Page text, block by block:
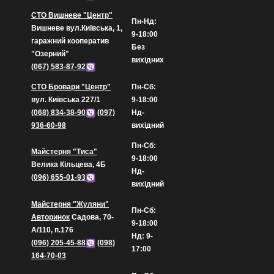
СТО Вишневе "Центр"
Вишневе вул.Київська, 1,
гаражний кооператив
"Озерний"
(067) 583-87-92
Пн-Нд:
9-18:00
Без
вихідних
СТО Бровари "Центр"
вул. Київська 227/1
(068) 834-38-90
(097)
936-60-98
Пн-Сб:
9-18:00
Нд-
вихідний
Майстерня "Тиса"
Велика Кільцева, 4Б
(096) 655-01-93
Пн-Сб:
9-18:00
Нд-
вихідний
Майстерня "Жуляни"
Авторинок Садова, 70-
А/110, п.176
(096) 205-45-88
(098)
164-70-03
Пн-Сб:
9-18:00
Нд: 9-
17:00